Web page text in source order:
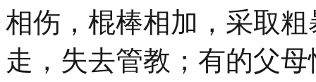
相伤，棍棒相加，采取
走，失去管教；有的父